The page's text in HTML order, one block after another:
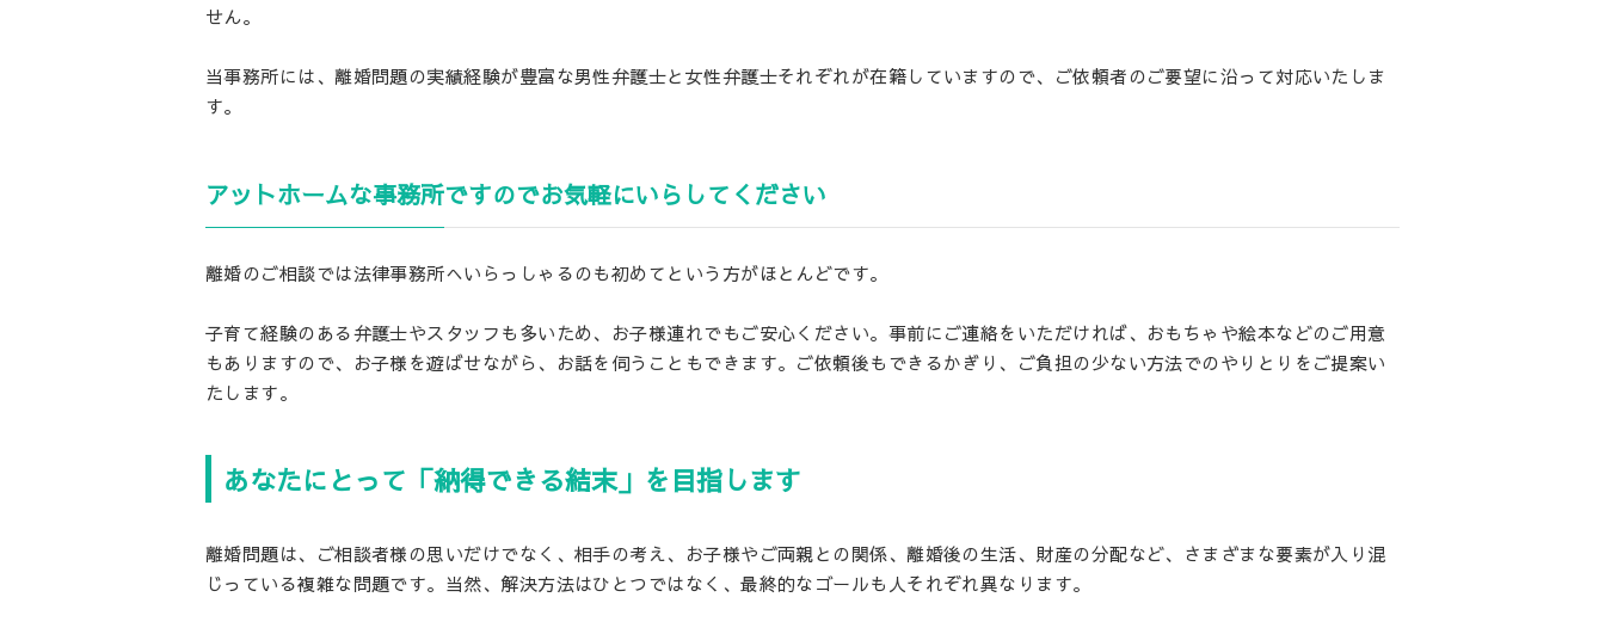
せん。
当事務所には、離婚問題の実績経験が豊富な男性弁護士と女性弁護士それぞれが在籍していますので、ご依頼者のご要望に沿って対応いたしま
す。
アットホームな事務所ですのでお気軽にいらしてください
離婚のご相談では法律事務所へいらっしゃるのも初めてという方がほとんどです。
子育て経験のある弁護士やスタッフも多いため、お子様連れでもご安心ください。事前にご連絡をいただければ、おもちゃや絵本などのご用意
もありますので、お子様を遊ばせながら、お話を伺うこともできます。ご依頼後もできるかぎり、ご負担の少ない方法でのやりとりをご提案い
たします。
あなたにとって「納得できる結末」を目指します
離婚問題は、ご相談者様の思いだけでなく、相手の考え、お子様やご両親との関係、離婚後の生活、財産の分配など、さまざまな要素が入り混
じっている複雑な問題です。当然、解決方法はひとつではなく、最終的なゴールも人それぞれ異なります。